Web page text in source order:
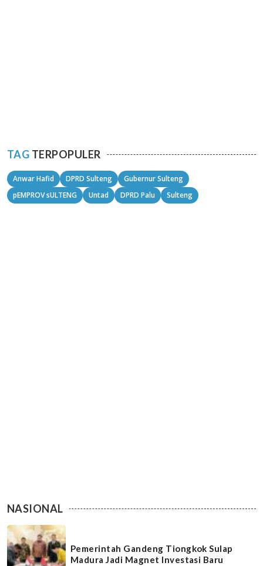
TAG TERPOPULER
Anwar Hafid DPRD Sulteng
Gubernur Sulteng
pEMPROV sULTENG
Untad DPRD Palu Sulteng
NASIONAL
Pemerintah Gandeng Tiongkok Sulap
Madura Jadi Magnet Investasi Baru